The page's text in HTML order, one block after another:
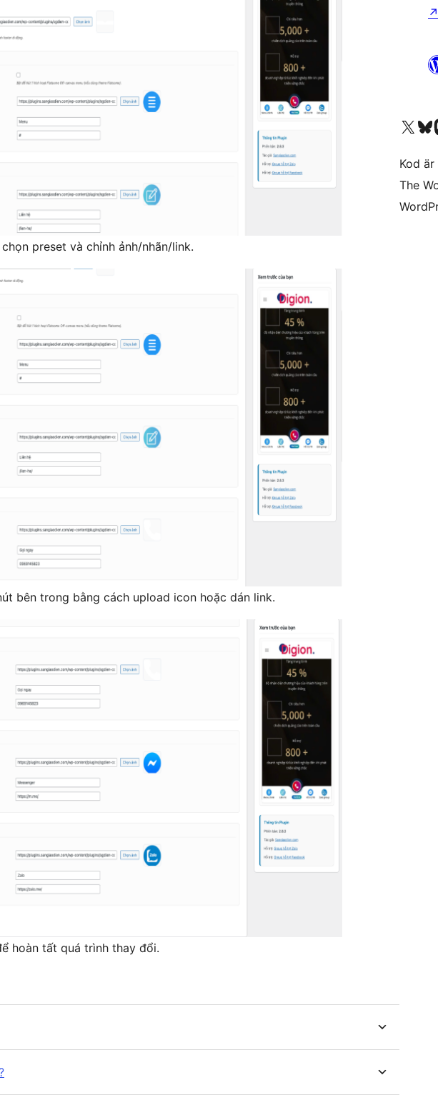
preset và chỉnh ảnh/nhãn/link.
bên trong bằng cách upload icon hoặc dán link.
hoàn tất quá trình thay đổi.
↗
Besök vår X-
Besök
Kod är
The